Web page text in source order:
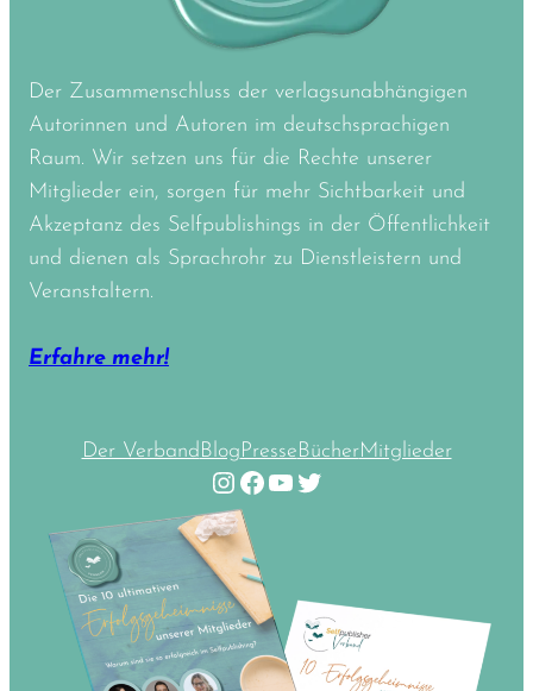
Der Zusammenschluss der verlagsunabhängigen
Autorinnen und Autoren im deutschsprachigen
Raum. Wir setzen uns für die Rechte unserer
Mitglieder ein, sorgen für mehr Sichtbarkeit und
Akzeptanz des Selfpublishings in der Öffentlichkeit
und dienen als Sprachrohr zu Dienstleistern und
Veranstaltern.
Erfahre mehr!
Der VerbandBlogPresseBücherMitglieder
Instagram Facebook YouTube Twitter